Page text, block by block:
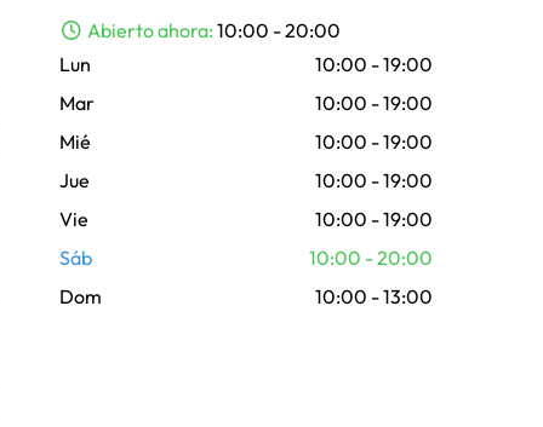
Abierto ahora: 10:00 - 20:00
Lun
10:00 - 19:00
Mar
10:00 - 19:00
Mié
10:00 - 19:00
Jue
10:00 - 19:00
Vie
10:00 - 19:00
Sáb
10:00 - 20:00
Dom
10:00 - 13:00